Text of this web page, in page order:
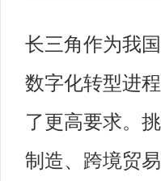
长三角作为我
数字化转型进
了更高要求。
制造、跨境贸